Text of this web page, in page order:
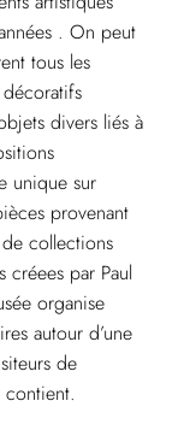
. On peut
tous les
divers liés à
unique sur
provenant
collections
créees par Paul
organise
autour d’une
de
contient.